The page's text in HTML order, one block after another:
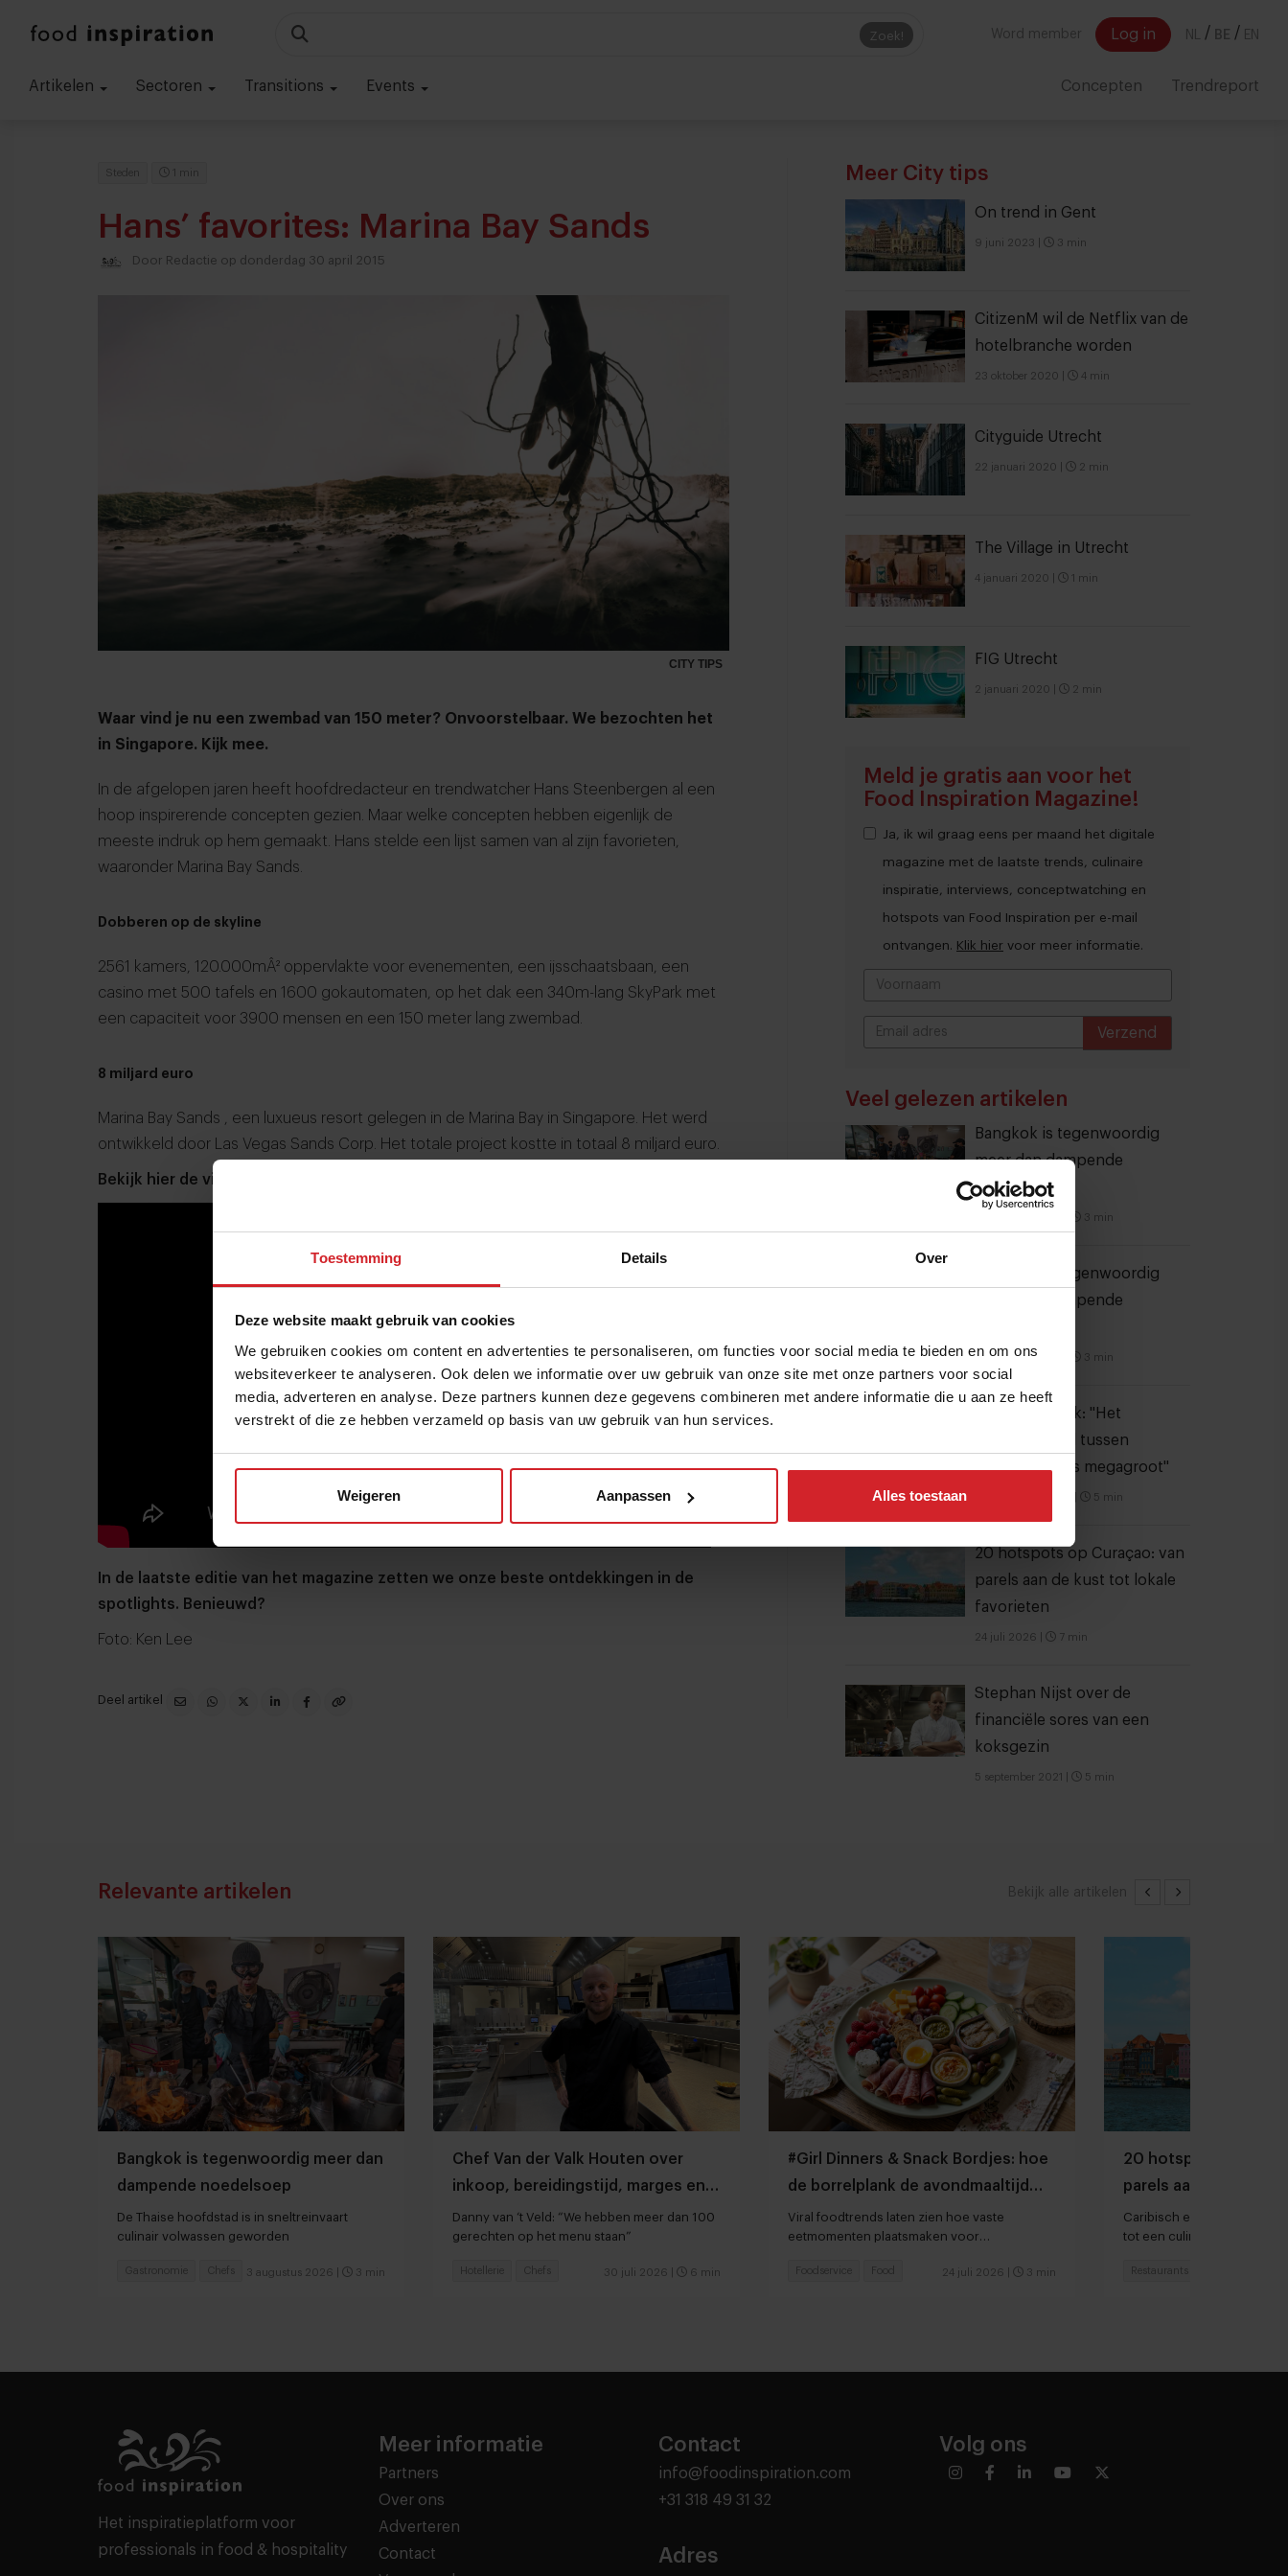
Toestemming Details Over
Deze website maakt gebruik van cookies
We gebruiken cookies om content en advertenties te personaliseren, om functies voor social media te bieden en om ons
websiteverkeer te analyseren. Ook delen we informatie over uw gebruik van onze site met onze partners voor social
media, adverteren en analyse. Deze partners kunnen deze gegevens combineren met andere informatie die u aan ze heeft
verstrekt of die ze hebben verzameld op basis van uw gebruik van hun services.
Weigeren Aanpassen Alles toestaan
Zoek! Word member Log in NL / BE / EN
Artikelen Sectoren Transitions Events Concepten Trendreport
Steden 1 min
Hans’ favorites: Marina Bay Sands
Door Redactie op donderdag 30 april 2015
CITY TIPS
Waar vind je nu een zwembad van 150 meter? Onvoorstelbaar. We bezochten het
in Singapore. Kijk mee.
In de afgelopen jaren heeft hoofdredacteur en trendwatcher Hans Steenbergen al een
hoop inspirerende concepten gezien. Maar welke concepten hebben eigenlijk de
meeste indruk op hem gemaakt. Hans stelde een lijst samen van al zijn favorieten,
waaronder Marina Bay Sands
Dobberen op de skyline
2561 kamers, 120.000mÂ² oppervlakte voor evenementen, een ijsschaatsbaan, een
casino met 500 tafels en 1600 gokautomaten, op het dak een 340m-lang SkyPark met
een capaciteit voor 3900 mensen en een 150 meter lang zwembad.
8 miljard euro
Marina Bay Sands , een luxueus resort gelegen in de Marina Bay in Singapore. Het werd
ontwikkeld door Las Vegas Sands Corp. Het totale project kostte in totaal 8 miljard euro.
Bekijk hier de video van ons bezoek aan Marina Bay Sands:
In de laatste editie van het magazine zetten we onze beste ontdekkingen in de
spotlights. Benieuwd?
Foto: Ken Lee
Deel artikel
Meer City tips
On trend in Gent
9 juni 2023 3 min
CitizenM wil de Netflix van de
hotelbranche worden
23 oktober 2020 4 min
Cityguide Utrecht
22 januari 2020 2 min
The Village in Utrecht
4 januari 2020 1 min
FIG Utrecht
2 januari 2020 2 min
Meld je gratis aan voor het
Food Inspiration Magazine!
Ja, ik wil graag eens per maand het digitale
magazine met de laatste trends, culinaire
inspiratie, interviews, conceptwatching en
hotspots van Food Inspiration per e-mail
ontvangen. Klik hier voor meer informatie.
Verzend
Veel gelezen artikelen
Bangkok is tegenwoordig
meer dan dampende
noedelsoep
3 min
Bangkok is tegenwoordig
meer dan dampende
3 augustus 2026 3 min
Joris Bijdendijk: "Het
smaakverschil tussen
zalmsoorten is megagroot"
5 min
20 hotspots op Curaçao: van
parels aan de kust tot lokale
favorieten
24 juli 2026 7 min
Stephan Nijst over de
financiële sores van een
koksgezin
5 september 2021 5 min
Bekijk alle artikelen
Relevante artikelen
Bangkok is tegenwoordig meer dan
dampende noedelsoep
De Thaise hoofdstad is in sneltreinvaart
culinair volwassen geworden
3 augustus 2026 3 min
Gastronomie Chefs
Chef Van der Valk Houten over
inkoop, bereidingstijd, marges en
hardlopers
Danny van ‘t Veld: “We hebben meer dan 100
gerechten op het menu staan”
30 juli 2026 6 min
Hotellerie Chefs
#Girl Dinners & Snack Bordjes: hoe
de borrelplank de avondmaaltijd
overneemt
Viral foodtrends laten zien hoe vaste
eetmomenten plaatsmaken voor
24 juli 2026 3 min
Foodservice Food
20 hotspots op
parels aan de kust
favorieten
Caribisch eiland ontwikkelt
tot een culinaire
Restaurants
Het inspiratieplatform voor
professionals in food & hospitality
Meer informatie
Partners
Over ons
Adverteren
Contact
Contact
info@foodinspiration.com
+31 318 49 31 32
Adres
Volg ons